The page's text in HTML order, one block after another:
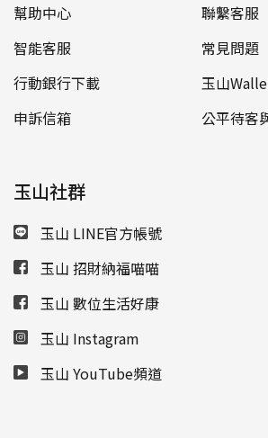
幫助中心
聯繫客服
智能客服
常見問題
行動銀行下載
玉山
申訴信箱
公平待客
玉山社群
玉山 LINE官方帳號
玉山 招財納福喵喵
玉山 數位生活好康
玉山 Instagram
玉山 YouTube頻道